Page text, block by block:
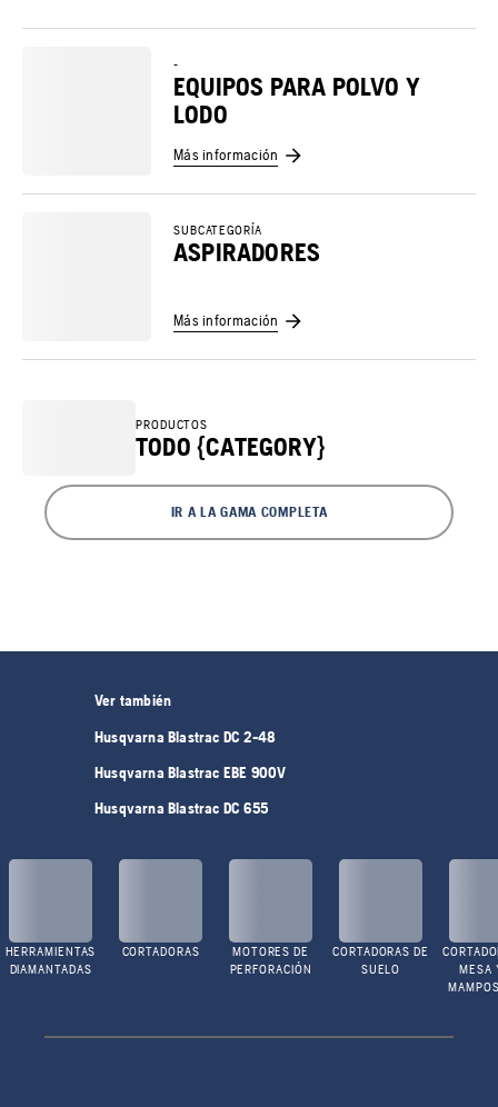
-
EQUIPOS PARA POLVO Y
LODO
Más información
SUBCATEGORÍA
ASPIRADORES
Más información
PRODUCTOS
TODO {CATEGORY}
IR A LA GAMA COMPLETA
Ver también
Husqvarna Blastrac DC 2-48
Husqvarna Blastrac EBE 900V
Husqvarna Blastrac DC 655
HERRAMIENTAS
DIAMANTADAS
CORTADORAS
MOTORES DE
PERFORACIÓN
CORTADORAS DE
SUELO
MESA